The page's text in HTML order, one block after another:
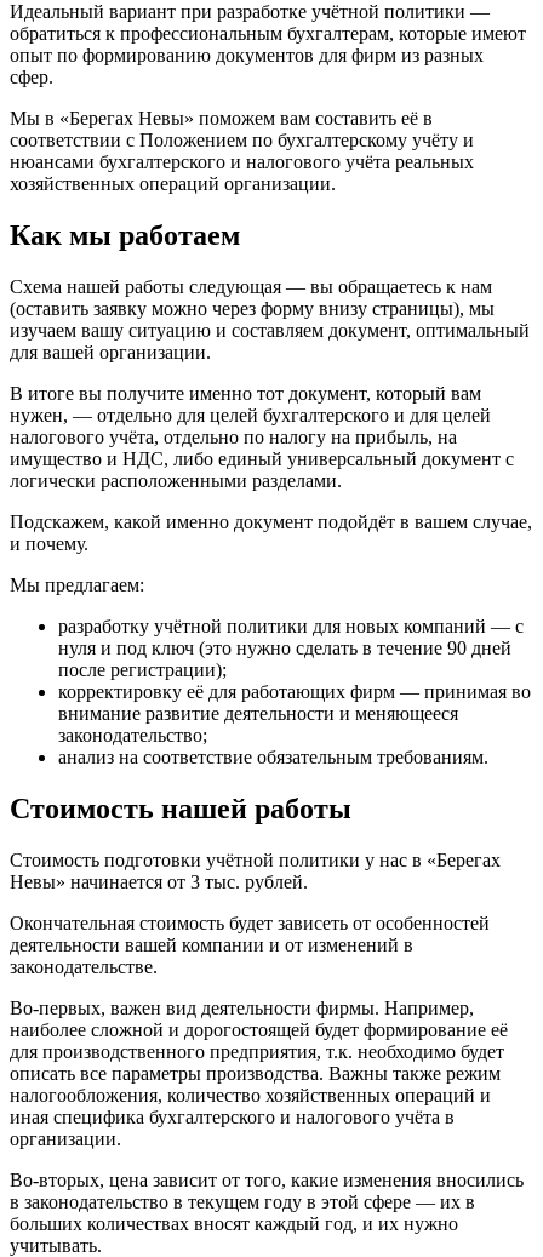
Идеальный вариант при разработке учётной политики —
обратиться к профессиональным бухгалтерам, которые имеют
опыт по формированию документов для фирм из разных
сфер.
Мы в «Берегах Невы» поможем вам составить её в
соответствии с Положением по бухгалтерскому учёту и
нюансами бухгалтерского и налогового учёта реальных
хозяйственных операций организации.
Как мы работаем
Схема нашей работы следующая — вы обращаетесь к нам
(оставить заявку можно через форму внизу страницы), мы
изучаем вашу ситуацию и составляем документ, оптимальный
для вашей организации.
В итоге вы получите именно тот документ, который вам
нужен, — отдельно для целей бухгалтерского и для целей
налогового учёта, отдельно по налогу на прибыль, на
имущество и НДС, либо единый универсальный документ с
логически расположенными разделами.
Подскажем, какой именно документ подойдёт в вашем случае,
и почему.
Мы предлагаем:
разработку учётной политики для новых компаний — с
нуля и под ключ (это нужно сделать в течение 90 дней
после регистрации);
корректировку её для работающих фирм — принимая во
внимание развитие деятельности и меняющееся
законодательство;
анализ на соответствие обязательным требованиям.
Стоимость нашей работы
Стоимость подготовки учётной политики у нас в «Берегах
Невы» начинается от 3 тыс. рублей.
Окончательная стоимость будет зависеть от особенностей
деятельности вашей компании и от изменений в
законодательстве.
Во-первых, важен вид деятельности фирмы. Например,
наиболее сложной и дорогостоящей будет формирование её
для производственного предприятия, т.к. необходимо будет
описать все параметры производства. Важны также режим
налогообложения, количество хозяйственных операций и
иная специфика бухгалтерского и налогового учёта в
организации.
Во-вторых, цена зависит от того, какие изменения вносились
в законодательство в текущем году в этой сфере — их в
больших количествах вносят каждый год, и их нужно
учитывать.